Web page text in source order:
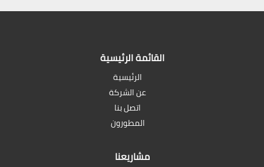
القائمة الرئيسية
الرئيسية
عن الشركة
اتصل بنا
المطورون
مشاريعنا